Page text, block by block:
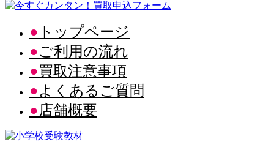
トップページ
ご利用の流れ
買取注意事項
よくあるご質問
店舗概要